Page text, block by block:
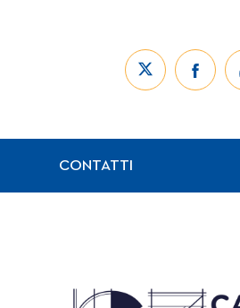
CONTATTI